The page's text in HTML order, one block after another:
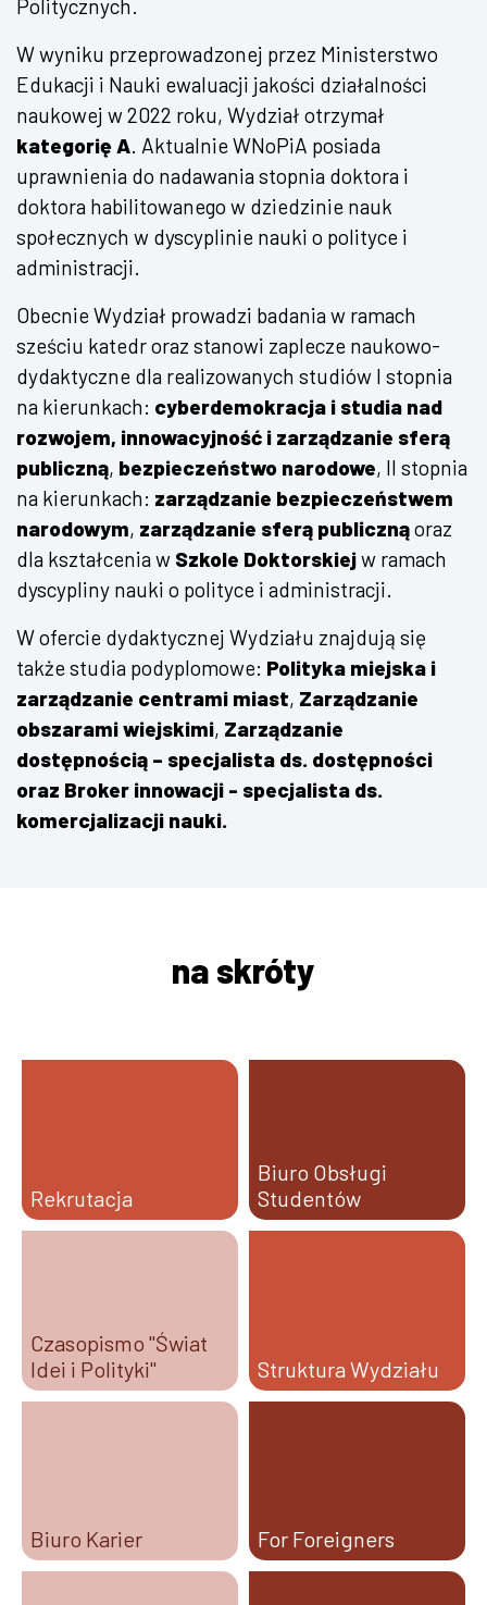
Politycznych.
W wyniku przeprowadzonej przez Ministerstwo
Edukacji i Nauki ewaluacji jakości działalności
naukowej w 2022 roku, Wydział otrzymał
kategorię A. Aktualnie WNoPiA posiada
uprawnienia do nadawania stopnia doktora i
doktora habilitowanego w dziedzinie nauk
społecznych w dyscyplinie nauki o polityce i
administracji.
Obecnie Wydział prowadzi badania w ramach
sześciu katedr oraz stanowi zaplecze naukowo-
dydaktyczne dla realizowanych studiów I stopnia
na kierunkach: cyberdemokracja i studia nad
rozwojem, innowacyjność i zarządzanie sferą
publiczną, bezpieczeństwo narodowe, II stopnia
na kierunkach: zarządzanie bezpieczeństwem
narodowym, zarządzanie sferą publicznąoraz
dla kształcenia w Szkole Doktorskiejw ramach
dyscypliny nauki o polityce i administracji.
W ofercie dydaktycznej Wydziału znajdują się
także studia podyplomowe: Polityka miejska i
zarządzanie centrami miast, Zarządzanie
obszarami wiejskimi, Zarządzanie
dostępnością – specjalista ds. dostępności
oraz Broker innowacji - specjalista ds.
komercjalizacji nauki.
na skróty
Rekrutacja
Biuro Obsługi
Studentów
Czasopismo "Świat
Idei i Polityki"
Struktura Wydziału
Biuro Karier For Foreigners